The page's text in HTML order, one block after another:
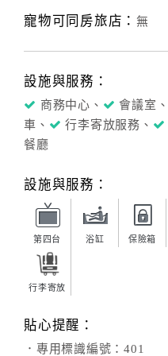
寵物可同房旅店： 無
設施與服務：
商務中心、 會議室、
車、
行李寄放服務、
餐廳
設施與服務：
第四台 浴缸 保險箱
行李寄放
貼心提醒：
．專用標識編號：401